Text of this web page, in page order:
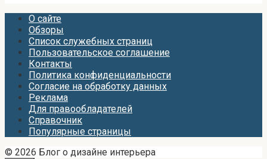
О сайте
Обзоры
Список служебных страниц
Пользовательское соглашение
Контакты
Политика конфиденциальности
Согласие на обработку данных
Реклама
Для правообладателей
Справочник
Популярные страницы
© 2026 Блог о дизайне интерьера